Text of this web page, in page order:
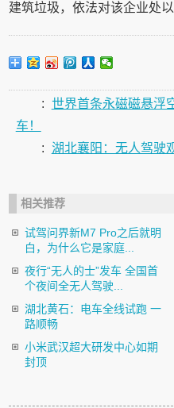
建筑垃圾，依法对该企业处以
: 世界首条永磁磁悬浮
车！
: 湖北襄阳：无人驾驶
相关推荐
试驾问界新M7 Pro之后就明
白，为什么它是家庭...
夜行“无人的士”发车 全国首
个夜间全无人驾驶...
湖北黄石：电车全线试跑 一
路顺畅
小米武汉超大研发中心如期
封顶